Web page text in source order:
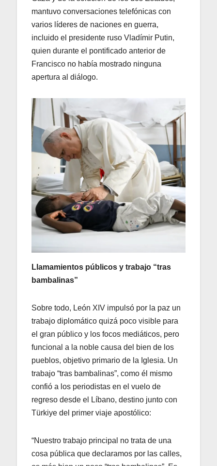
mantuvo conversaciones telefónicas con
varios líderes de naciones en guerra,
incluido el presidente ruso Vladímir Putin,
quien durante el pontificado anterior de
Francisco no había mostrado ninguna
apertura al diálogo.
Llamamientos públicos y trabajo “tras
bambalinas”
Sobre todo, León XIV impulsó por la paz un
trabajo diplomático quizá poco visible para
el gran público y los focos mediáticos, pero
funcional a la noble causa del bien de los
pueblos, objetivo primario de la Iglesia. Un
trabajo “tras bambalinas”, como él mismo
confió a los periodistas en el vuelo de
regreso desde el Líbano, destino junto con
Türkiye del primer viaje apostólico:
“Nuestro trabajo principal no trata de una
cosa pública que declaramos por las calles,